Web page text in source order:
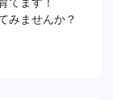
みませんか？